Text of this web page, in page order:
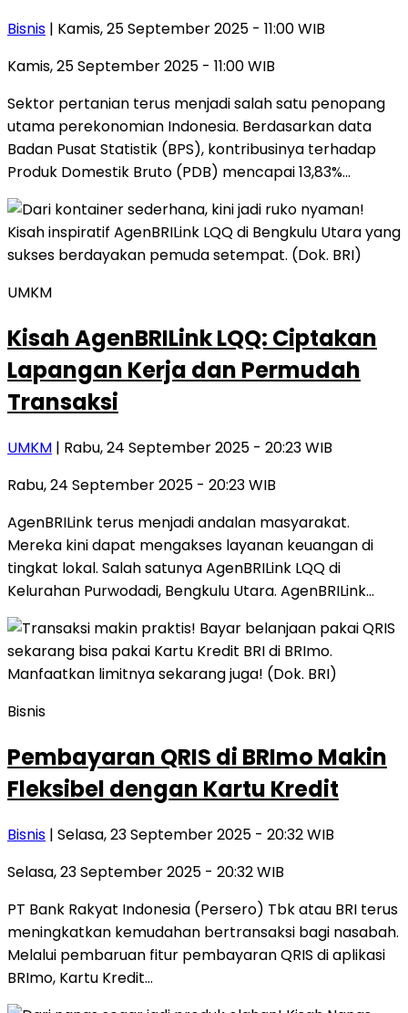
Bisnis | Kamis, 25 September 2025 - 11:00 WIB
Kamis, 25 September 2025 - 11:00 WIB
Sektor pertanian terus menjadi salah satu penopang
utama perekonomian Indonesia. Berdasarkan data
Badan Pusat Statistik (BPS), kontribusinya terhadap
Produk Domestik Bruto (PDB) mencapai 13,83%…
UMKM
Kisah AgenBRILink LQQ: Ciptakan
Lapangan Kerja dan Permudah
Transaksi
UMKM | Rabu, 24 September 2025 - 20:23 WIB
Rabu, 24 September 2025 - 20:23 WIB
AgenBRILink terus menjadi andalan masyarakat.
Mereka kini dapat mengakses layanan keuangan di
tingkat lokal. Salah satunya AgenBRILink LQQ di
Kelurahan Purwodadi, Bengkulu Utara. AgenBRILink…
Bisnis
Pembayaran QRIS di BRImo Makin
Fleksibel dengan Kartu Kredit
Bisnis | Selasa, 23 September 2025 - 20:32 WIB
Selasa, 23 September 2025 - 20:32 WIB
PT Bank Rakyat Indonesia (Persero) Tbk atau BRI terus
meningkatkan kemudahan bertransaksi bagi nasabah.
Melalui pembaruan fitur pembayaran QRIS di aplikasi
BRImo, Kartu Kredit…